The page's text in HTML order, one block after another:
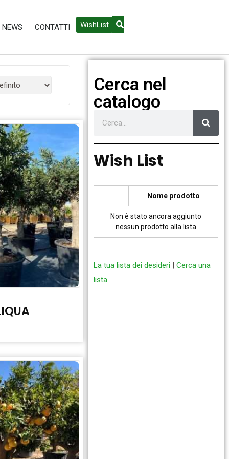
NEWS CONTATTI WishList
Cerca nel
catalogo
Wish List
Nome prodotto
Non è stato ancora aggiunto
nessun prodotto alla lista
La tua lista dei desideri |Cerca una
lista